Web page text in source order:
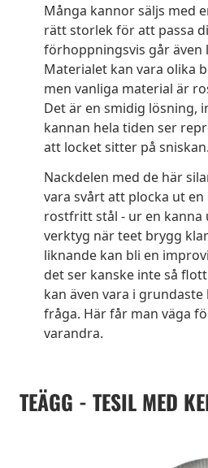
Många kannor säljs med
rätt storlek för att passa
förhoppningsvis går även
Materialet kan vara olika
men vanliga material är
Det är en smidig lösning,
kannan hela tiden ser
att locket sitter på sniskan.
Nackdelen med de här
vara svårt att plocka ut en
rostfritt stål - ur en kanna
verktyg när teet brygg
liknande kan bli en
det ser kanske inte så
kan även vara i
fråga. Här får man väga
varandra.
TEÄGG - TESIL MED